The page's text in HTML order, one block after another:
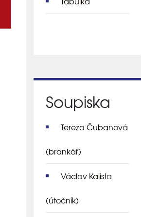
Soupiska
Tereza Čubanová
(brankář)
Václav Kalista
(útočník)